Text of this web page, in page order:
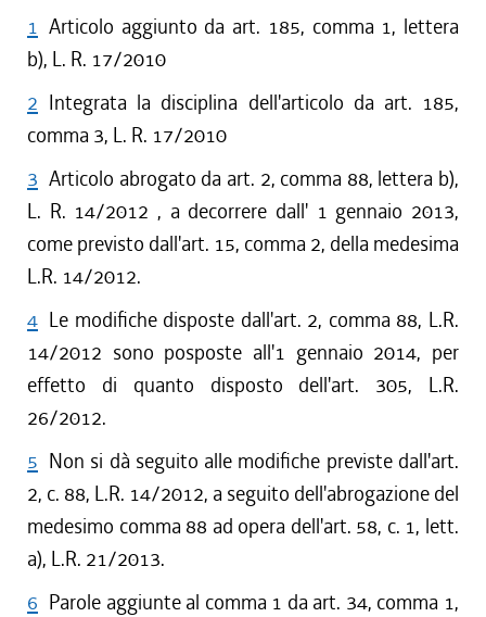
1 Articolo aggiunto da art. 185, comma 1, lettera
b), L. R. 17/2010
2 Integrata la disciplina dell'articolo da art. 185,
comma 3, L. R. 17/2010
3 Articolo abrogato da art. 2, comma 88, lettera b),
L. R. 14/2012 , a decorrere dall' 1 gennaio 2013,
come previsto dall'art. 15, comma 2, della medesima
L.R. 14/2012.
4 Le modifiche disposte dall'art. 2, comma 88, L.R.
14/2012 sono posposte all'1 gennaio 2014, per
effetto di quanto disposto dell'art. 305, L.R.
26/2012.
5 Non si dà seguito alle modifiche previste dall'art.
2, c. 88, L.R. 14/2012, a seguito dell'abrogazione del
medesimo comma 88 ad opera dell'art. 58, c. 1, lett.
a), L.R. 21/2013.
6 Parole aggiunte al comma 1 da art. 34, comma 1,